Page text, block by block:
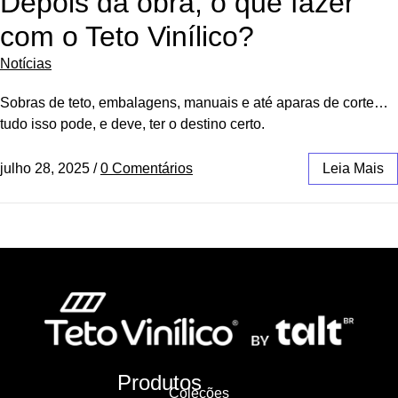
com o Teto Vinílico?
Notícias
Sobras de teto, embalagens, manuais e até aparas de corte…
tudo isso pode, e deve, ter o destino certo.
julho 28, 2025 / 0 Comentários Leia Mais
Produtos
Coleções